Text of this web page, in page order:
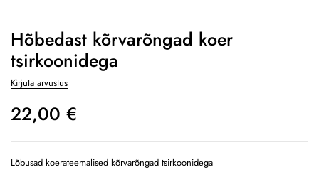
Hõbedast kõrvarõngad koer
tsirkoonidega
Kirjuta arvustus
22,00 €
Lõbusad koerateemalised kõrvarõngad tsirkoonidega